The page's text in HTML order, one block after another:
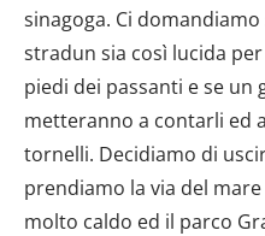
sinagoga. Ci
stradun sia così lucida
piedi dei passanti e se un
metteranno a contarli ed
tornelli. Decidiamo di
prendiamo la via del
molto caldo ed il parco